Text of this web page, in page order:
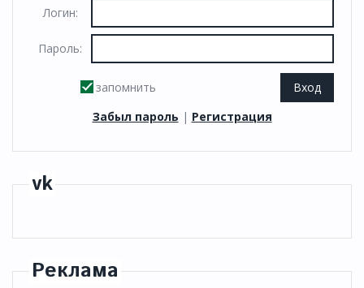
Логин:
Пароль:
запомнить
Забыл пароль | Регистрация
vk
Реклама